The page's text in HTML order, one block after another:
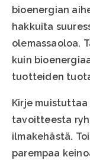
bioenergian
hakkuita
olemassaoloa.
kuin
tuotteiden
Kirje muistuttaa
tavoitteesta
ilmakehästä.
parempaa